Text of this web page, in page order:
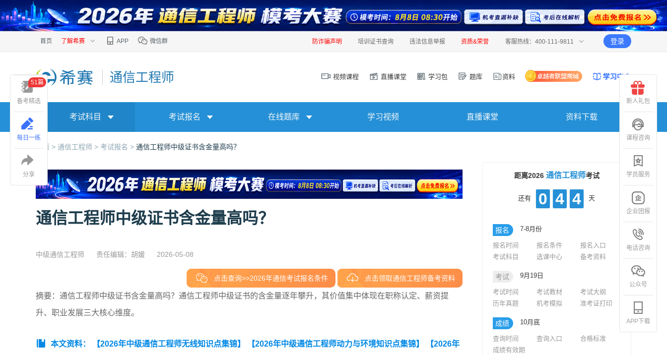
首页 了解希赛 APP 微信群 防诈骗声明 培训证书查询 违法信息举报 资质&荣誉 客服热线：400-111-9811 登录
通信工程师 视频课程 直播课堂 学习包 题库 资料
考试科目 考试报名 在线题库 学习视频 直播课堂 资料下载
首页 > 通信工程师 > 考试报名 > 通信工程师中级证书含金量高吗？
通信工程师中级证书含金量高吗？
中级通信工程师 责任编辑：胡媛 2026-05-08
点击查询>>2026年通信考试报名条件 点击领取通信工程师备考资料
摘要：通信工程师中级证书含金量高吗？通信工程师中级证书的含金量逐年攀升，其价值集中体现在职称认定、薪资提
升、职业发展三大核心维度。
本文资料： 【2026年中级通信工程师无线知识点集锦】 【2026年中级通信工程师动力与环境知识点集锦】
【2026年
距离2026 通信工程师考试
还有 0 4 4 天
报名 7-8月份
报名时间 报名条件
报名入口
考试科目
选课中心 备考资料
考试 9月19日
考试时间 考试教材
考试大纲
历年真题
机考模拟 准考证打印
成绩 10月底
查询时间 查询入口
合格标准
成绩有效期
备考精选
51篇
每日一练
分享
新人礼包
课程咨询
学员服务
企业团报
电话咨询
公众号
APP下载